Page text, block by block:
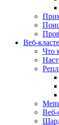
Веб-
Что
Веб-